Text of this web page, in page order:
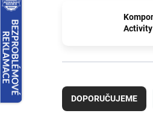
Activity
a
z
DOPORUČUJEME